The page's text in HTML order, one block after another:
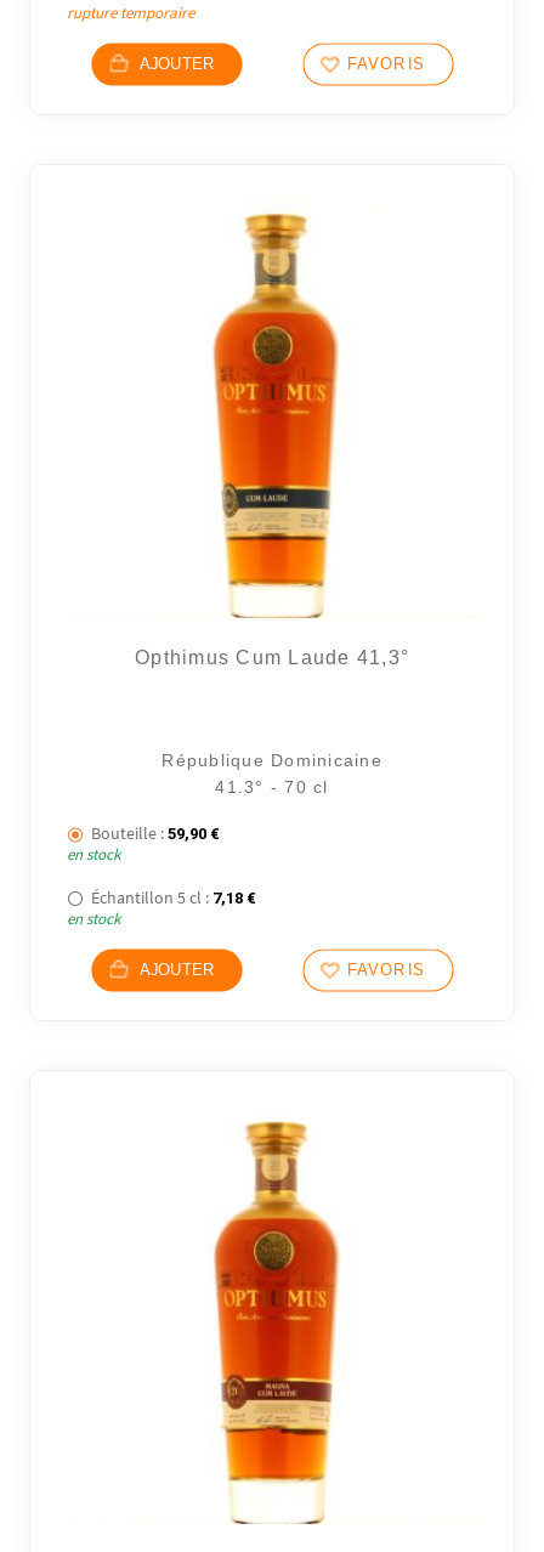
rupture temporaire
AJOUTER FAVORIS
Opthimus Cum Laude 41,3°
République Dominicaine
41.3° - 70 cl
Bouteille : 59,90 €
en stock
Échantillon 5 cl : 7,18 €
en stock
AJOUTER FAVORIS